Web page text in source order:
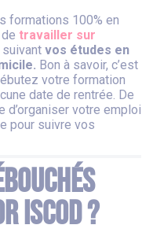
formations 100% en
travailler sur
vos études en
Bon à savoir, c’est
votre formation
date de rentrée. De
d’organiser votre emploi
pour suivre vos
?